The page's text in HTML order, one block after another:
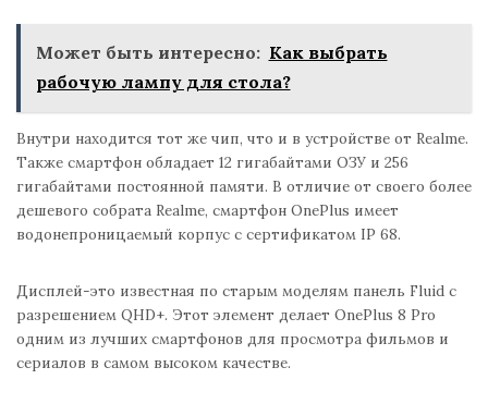
Может быть интересно: Как выбрать
рабочую лампу для стола?
Внутри находится тот же чип, что и в устройстве от Realme.
Также смартфон обладает 12 гигабайтами ОЗУ и 256
гигабайтами постоянной памяти. В отличие от своего более
дешевого собрата Realme, смартфон OnePlus имеет
водонепроницаемый корпус с сертификатом IP 68.
Дисплей-это известная по старым моделям панель Fluid с
разрешением QHD+. Этот элемент делает OnePlus 8 Pro
одним из лучших смартфонов для просмотра фильмов и
сериалов в самом высоком качестве.